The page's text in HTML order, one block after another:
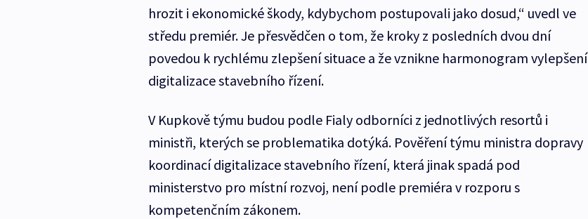
hrozit i ekonomické škody, kdybychom postupovali jako dosud,“ uvedl ve
středu premiér. Je přesvědčen o tom, že kroky z posledních dvou dní
povedou k rychlému zlepšení situace a že vznikne harmonogram vylepšení
digitalizace stavebního řízení.
V Kupkově týmu budou podle Fialy odborníci z jednotlivých resortů i
ministři, kterých se problematika dotýká. Pověření týmu ministra dopravy
koordinací digitalizace stavebního řízení, která jinak spadá pod
ministerstvo pro místní rozvoj, není podle premiéra v rozporu s
kompetenčním zákonem.